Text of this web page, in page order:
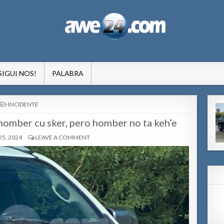
NOS! PALABRA
POSTED
IN
INCIDENTE
cu sker, pero homber no ta keh’e
2024 LEAVE A COMMENT